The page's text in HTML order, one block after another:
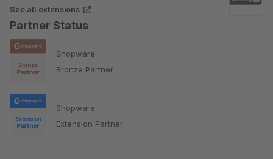
See all extensions
Partner Status
Shopware
Bronze Partner
Shopware
Extension Partner